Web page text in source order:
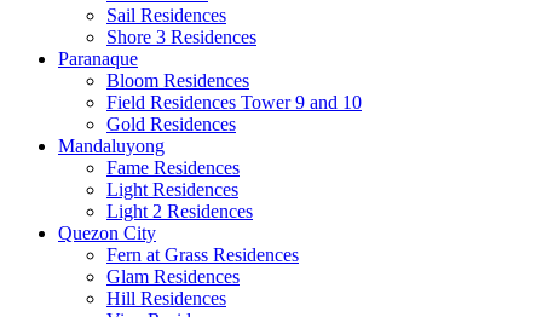
Sail Residences
Shore 3 Residences
Paranaque
Bloom Residences
Field Residences Tower 9 and 10
Gold Residences
Mandaluyong
Fame Residences
Light Residences
Light 2 Residences
Quezon City
Fern at Grass Residences
Glam Residences
Hill Residences